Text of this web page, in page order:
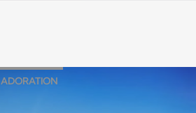
ADORATION